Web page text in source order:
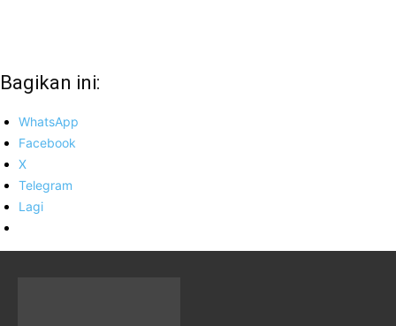
Bagikan ini:
WhatsApp
Facebook
X
Telegram
Lagi